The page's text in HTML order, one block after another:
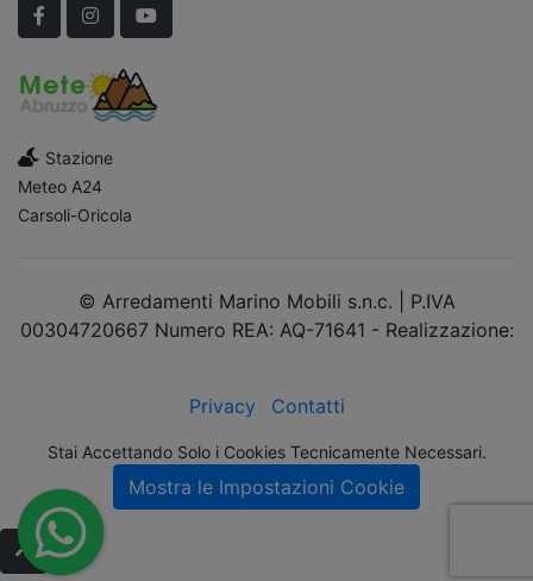
FacebookInstagramYouTube
Stazione
Meteo A24
Carsoli-Oricola
© Arredamenti Marino Mobili s.n.c. | P.IVA
00304720667 Numero REA: AQ-71641 - Realizzazione:
Privacy
Contatti
Stai Accettando Solo i Cookies Tecnicamente Necessari.
Mostra le Impostazioni Cookie